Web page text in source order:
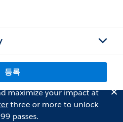
등록
maximize your impact at
three or more to unlock
passes.